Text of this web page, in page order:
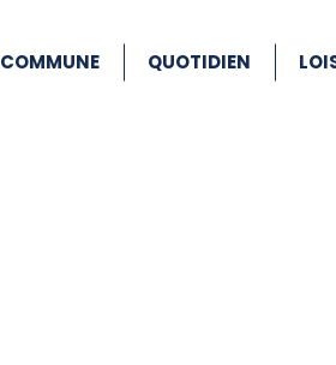
COMMUNE QUOTIDIEN